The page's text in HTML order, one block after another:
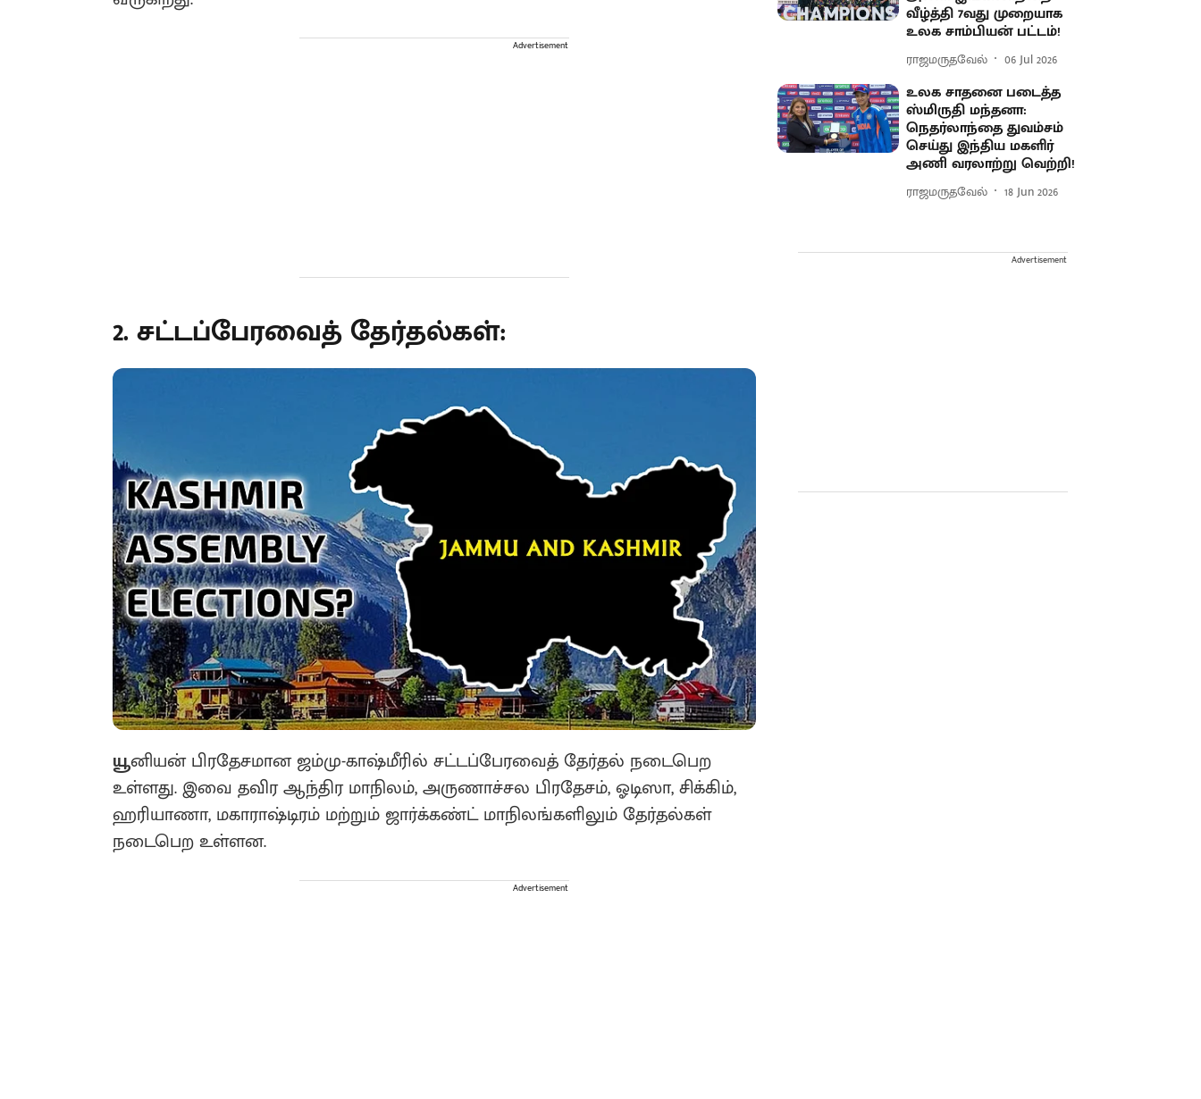
Advertisement
2. சட்டப்பேரவைத் தேர்தல்கள்:
யூனியன் பிரதேசமான ஜம்மு-காஷ்மீரில் சட்டப்பேரவைத் தேர்தல் நடைபெற
உள்ளது. இவை தவிர ஆந்திர மாநிலம், அருணாச்சல பிரதேசம், ஓடிஸா, சிக்கிம்,
ஹரியாணா, மகாராஷ்டிரம் மற்றும் ஜார்க்கண்ட் மாநிலங்களிலும் தேர்தல்கள்
நடைபெற உள்ளன.
Advertisement
வீழ்த்தி 7வது முறையாக
உலக சாம்பியன் பட்டம்!
ராஜமருதவேல் 06 Jul 2026
உலக சாதனை படைத்த
ஸ்மிருதி மந்தனா:
நெதர்லாந்தை துவம்சம்
செய்து இந்திய மகளிர்
அணி வரலாற்று வெற்றி!
ராஜமருதவேல் 18 Jun 2026
Advertisement